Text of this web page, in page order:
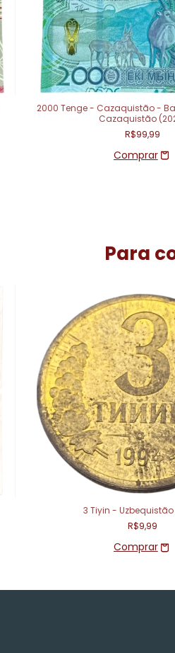
2000 Tenge - Cazaquistão -
Cazaquistão
R$99,99
Para
3 Tiyin - Uzbequistão
R$9,99